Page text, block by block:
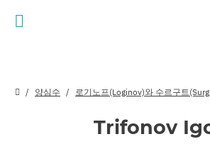
양심수 로기노프(Loginov)와 수르구트
Trifonov